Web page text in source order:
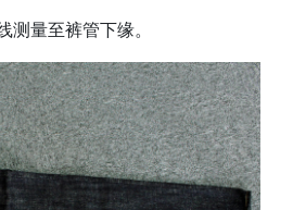
测量至裤管下缘。